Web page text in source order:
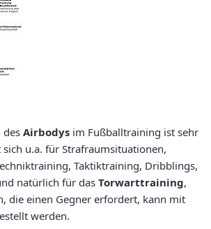
des Airbodys im Fußballtraining ist sehr
u.a. für Strafraumsituationen,
Taktiktraining, Dribblings,
natürlich für das Torwarttraining,
die einen Gegner erfordert, kann mit
werden.